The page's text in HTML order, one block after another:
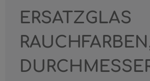
ERSATZGLAS